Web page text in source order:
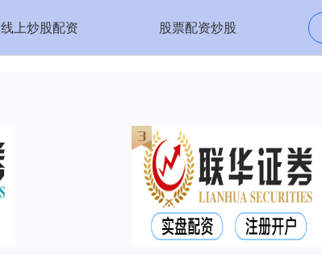
线上炒股配资 股票配资炒股